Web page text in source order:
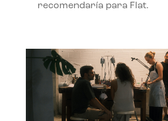
recomendaría para Flat.